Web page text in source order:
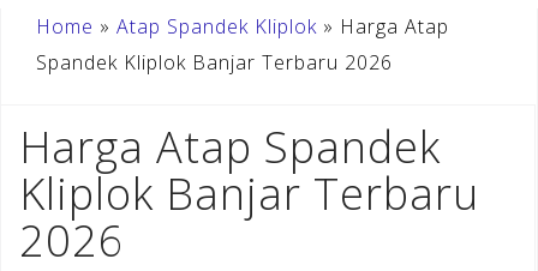
Home » Atap Spandek Kliplok » Harga Atap
Spandek Kliplok Banjar Terbaru 2026
Harga Atap Spandek
Kliplok Banjar Terbaru
2026